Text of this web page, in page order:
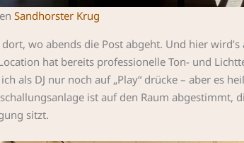
Sandhorster Krug
dort, wo abends die Post abgeht. Und hier
hat bereits professionelle Ton- und
als DJ nur noch auf „Play“ drücke – aber es
ist auf den Raum abgestimmt,
sitzt.